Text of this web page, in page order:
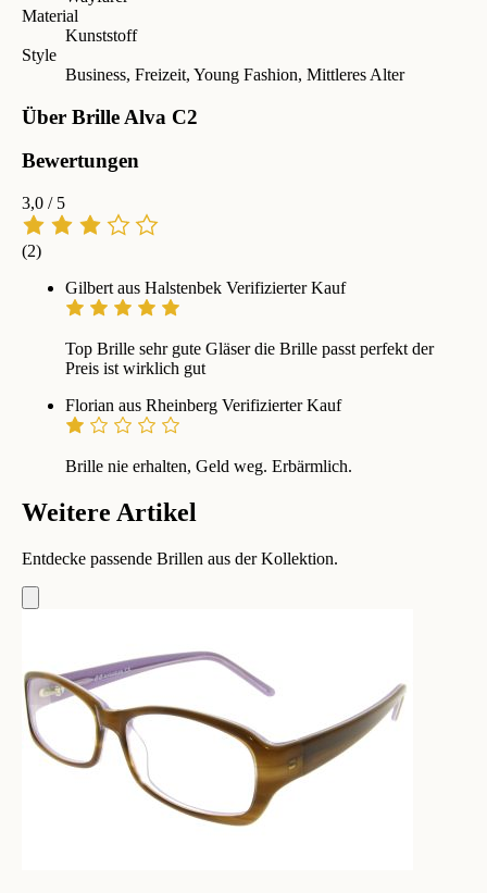
Material
Kunststoff
Style
Business, Freizeit, Young Fashion, Mittleres Alter
Über Brille Alva C2
Bewertungen
3,0 / 5
(2)
Gilbert aus Halstenbek Verifizierter Kauf
Top Brille sehr gute Gläser die Brille passt perfekt der
Preis ist wirklich gut
Florian aus Rheinberg Verifizierter Kauf
Brille nie erhalten, Geld weg. Erbärmlich.
Weitere Artikel
Entdecke passende Brillen aus der Kollektion.